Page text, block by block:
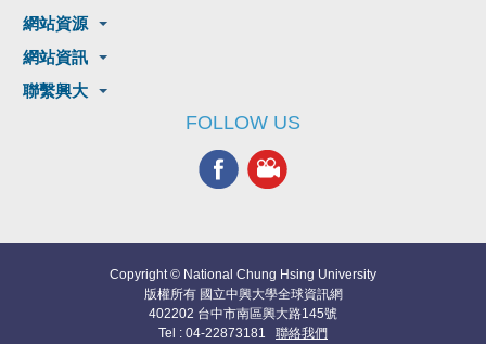
網站資源
網站資訊
聯繫興大
FOLLOW US
Copyright © National Chung Hsing University
版權所有 國立中興大學全球資訊網
402202 台中市南區興大路145號
Tel : 04-22873181 聯絡我們